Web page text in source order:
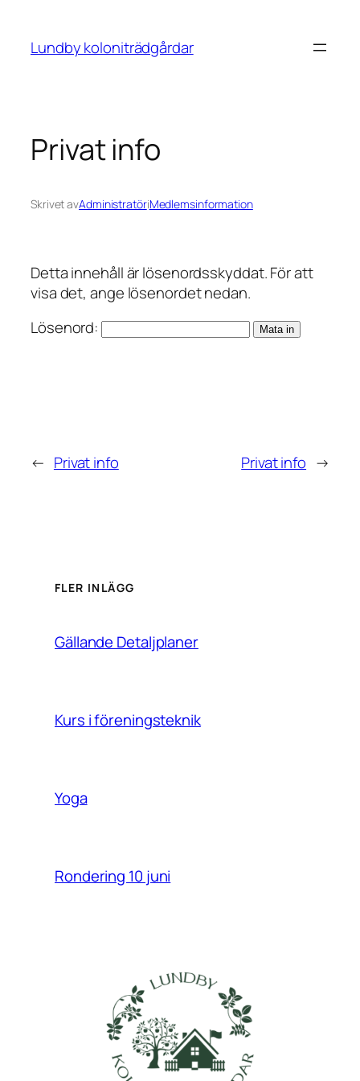
innehåll
Lundby koloniträdgårdar
Privat info
Skrivet avAdministratöriMedlemsinformation
Detta innehåll är lösenordsskyddat. För att
visa det, ange lösenordet nedan.
Lösenord:
← Privat info Privat info →
FLER INLÄGG
Gällande Detaljplaner
Kurs i föreningsteknik
Yoga
Rondering 10 juni